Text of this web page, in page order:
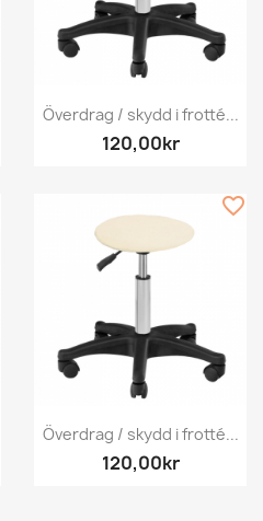
Överdrag / skydd i frotté...
120,00kr
Överdrag / skydd i frotté...
120,00kr
favorite_border